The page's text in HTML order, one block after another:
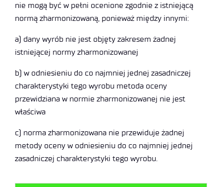
nie mogą być w pełni ocenione zgodnie z istniejącą
normą zharmonizowaną, ponieważ między innymi:
a) dany wyrób nie jest objęty zakresem żadnej
istniejącej normy zharmonizowanej
b) w odniesieniu do co najmniej jednej zasadniczej
charakterystyki tego wyrobu metoda oceny
przewidziana w normie zharmonizowanej nie jest
właściwa
c) norma zharmonizowana nie przewiduje żadnej
metody oceny w odniesieniu do co najmniej jednej
zasadniczej charakterystyki tego wyrobu.